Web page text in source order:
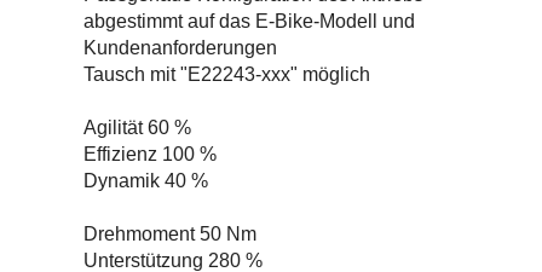
abgestimmt auf das E-Bike-Modell und
Kundenanforderungen
Tausch mit "E22243-xxx" möglich
Agilität 60 %
Effizienz 100 %
Dynamik 40 %
Drehmoment 50 Nm
Unterstützung 280 %